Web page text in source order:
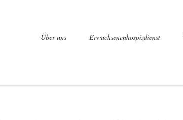
NavigationÜber uns Erwachsenenhospizdienst